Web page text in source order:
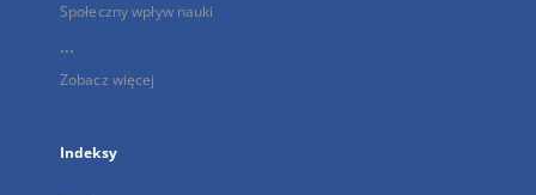
Społeczny wpływ nauki
...
Zobacz więcej
Indeksy